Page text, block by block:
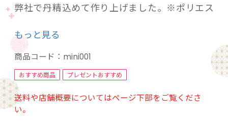
弊社で丹精込めて作り上げました。※ポリエス
もっと見る
商品コード： mini001
おすすめ商品 プレゼントおすすめ
送料や店舗概要についてはページ下部をご覧くださ
い。